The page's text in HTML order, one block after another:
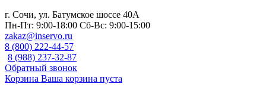
г. Сочи, ул. Батумское шоссе 40А
Пн-Пт: 9:00-18:00 Сб-Вс: 9:00-15:00
zakaz@inservo.ru
8 (800) 222-44-57
8 (988) 237-32-87
Обратный звонок
Корзина Ваша корзина пуста